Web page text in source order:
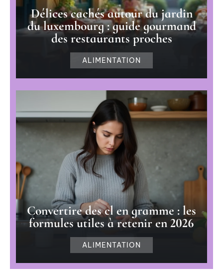
Délices cachés autour du jardin
du luxembourg : guide gourmand
des restaurants proches
ALIMENTATION
Convertire des cl en gramme : les
formules utiles à retenir en 2026
ALIMENTATION